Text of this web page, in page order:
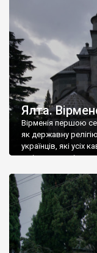
А потім було
Ялта.
Вірменія першою
як державну
українців, які
є відданими